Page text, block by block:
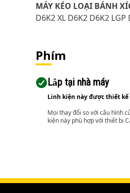
MÁY KÉO LOẠI BÁNH
D6K2 XL D6K2 D6K2 LGP
Phím
Lắp tại nhà máy
Linh kiện này được thiết
Mọi thay đổi so với cấu hình
kiện này phù hợp với thiết bị